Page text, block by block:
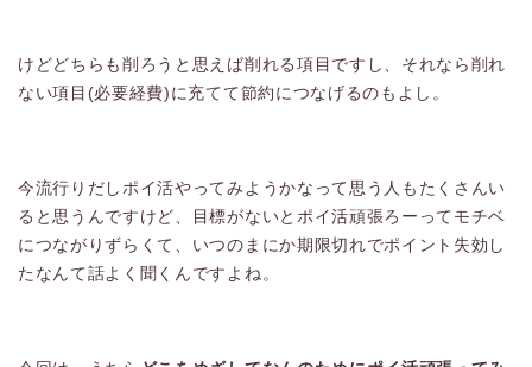
けどどちらも削ろうと思えば削れる項目ですし、それなら削れ
ない項目(必要経費)に充てて節約につなげるのもよし。
今流行りだしポイ活やってみようかなって思う人もたくさんい
ると思うんですけど、目標がないとポイ活頑張ろーってモチベ
につながりずらくて、いつのまにか期限切れでポイント失効し
たなんて話よく聞くんですよね。